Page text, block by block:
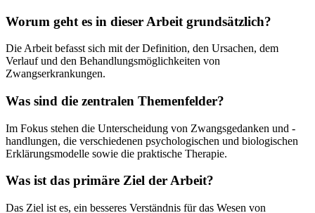
Worum geht es in dieser Arbeit grundsätzlich?
Die Arbeit befasst sich mit der Definition, den Ursachen, dem
Verlauf und den Behandlungsmöglichkeiten von
Zwangserkrankungen.
Was sind die zentralen Themenfelder?
Im Fokus stehen die Unterscheidung von Zwangsgedanken und -
handlungen, die verschiedenen psychologischen und biologischen
Erklärungsmodelle sowie die praktische Therapie.
Was ist das primäre Ziel der Arbeit?
Das Ziel ist es, ein besseres Verständnis für das Wesen von